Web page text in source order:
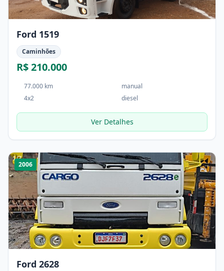
Ford 1519
Caminhões
R$ 210.000
77.000 km
manual
4x2
diesel
Ver Detalhes
1/7
2006
Ford 2628